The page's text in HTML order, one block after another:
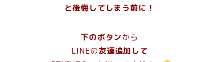
と後悔してしまう前に！
下のボタンから
LINEの友達追加して